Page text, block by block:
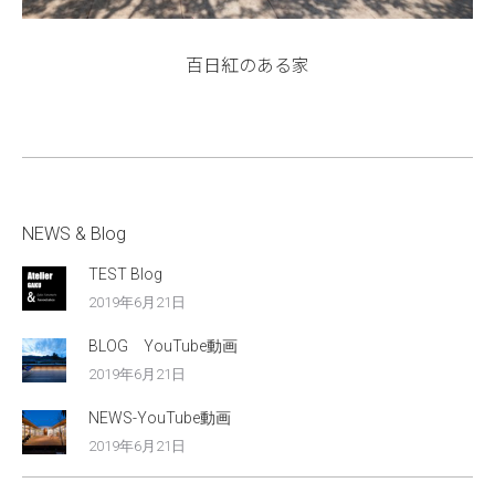
百日紅のある家
NEWS & Blog
TEST Blog
2019年6月21日
BLOG YouTube動画
2019年6月21日
NEWS-YouTube動画
2019年6月21日